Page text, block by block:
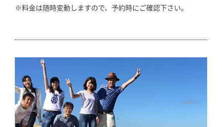
※料金は随時変動しますので、予約時にご確認下さい。